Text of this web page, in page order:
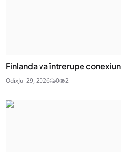
Finlanda va întrerupe
OdixJul 29, 2026 0 2